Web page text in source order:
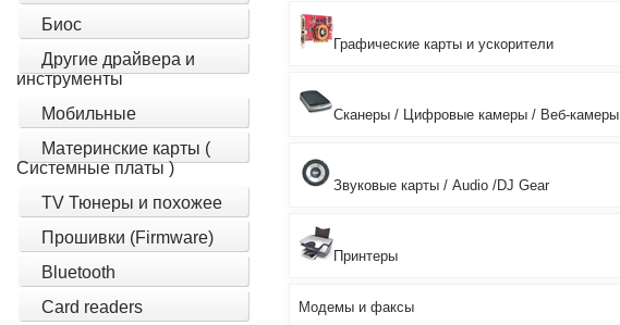
Биос
Другие драйвера и
инструменты
Мобильные
Материнские карты (
Системные платы )
TV Тюнеры и похожее
Прошивки (Firmware)
Bluetooth
Card readers
Графические карты и ускорители
Сканеры / Цифровые камеры / Веб-камеры
Звуковые карты / Audio /DJ Gear
Принтеры
Модемы и факсы